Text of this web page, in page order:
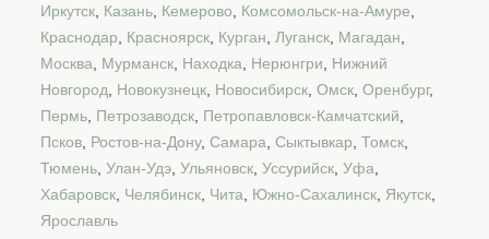
Иркутск Казань Кемерово Комсомольск-на-Амуре
Краснодар
Красноярск Курган Луганск Магадан
Москва
Мурманск Находка Нерюнгри
Нижний
Новгород
Новокузнецк Новосибирск Омск Оренбург,
Пермь Петрозаводск Петропавловск-Камчатский
Псков Ростов-на-Дону, Самара Сыктывкар Томск
Тюмень Улан-Удэ Ульяновск Уссурийск Уфа
Хабаровск Челябинск Чита Южно-Сахалинск Якутск
Ярославль